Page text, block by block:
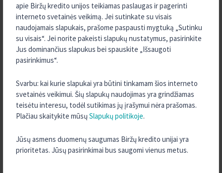
apie Biržų kredito unijos teikiamas paslaugas ir pagerinti
interneto svetainės veikimą. Jei sutinkate su visais
naudojamais slapukais, prašome paspausti mygtuką „Sutinku
su visais“. Jei norite pakeisti slapukų nustatymus, pasirinkite
Jus dominančius slapukus bei spauskite „Išsaugoti
pasirinkimus“.
Svarbu: kai kurie slapukai yra būtini tinkamam šios interneto
svetainės veikimui. Šių slapukų naudojimas yra grindžiamas
teisėtu interesu, todėl sutikimas jų įrašymui nėra prašomas.
Plačiau skaitykite mūsų Slapukų politikoje.
Jūsų asmens duomenų saugumas Biržų kredito unijai yra
prioritetas. Jūsų pasirinkimai bus saugomi vienus metus.
KONTAKTAI
APIE MUS
Biržų kredito unija
Dokumentai